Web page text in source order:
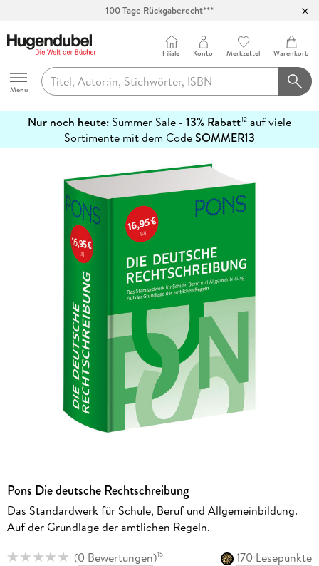
100 Tage Rückgaberecht***
Hugendubel
Menu
Filiale Konto Merkzettel Warenkorb
Nur noch heute: Summer Sale - 13% Rabatt12 auf viele
Sortimente mit dem CodeSOMMER13
erfahren
Pons Die deutsche Rechtschreibung
Das Standardwerk für Schule, Beruf und Allgemeinbildung.
Auf der Grundlage der amtlichen Regeln.
(0 Bewertungen)15
170 Lesepunkte